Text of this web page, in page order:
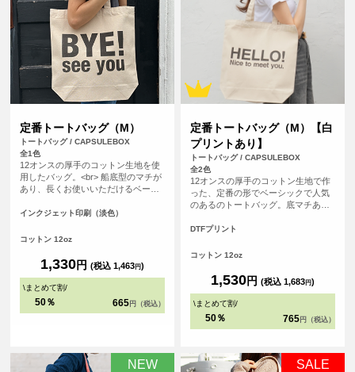
定番トートバッグ（M）
トートバッグ / CAPSULEBOX
全1色
12オンスの厚手のコットン生地を使
用したバッグ。<br> 船底型のマチが
あり、長くお使いいただけるベーシ
<br> 印刷は白色を印刷しない、フル
囲を印刷いただけるので、ノベルテ
インクジェット印刷（淡色）
コットン 12oz
1,330円 (税込 1,463円)
\まとめて割/
50％ 665 円（税込）
定番トートバッグ（M）【白
プリントあり】
トートバッグ / CAPSULEBOX
全2色
12オンスの厚手のコットン生地で作
った、定番の形でベーシックで人気
のあるのトートバッグ。底マチあり
バッグです。使用用途も多様なの
ても、販売用としても、オリジナル
DTFプリント
コットン 12oz
1,530円 (税込 1,683円)
\まとめて割/
50％ 765 円（税込）
NEW SALE